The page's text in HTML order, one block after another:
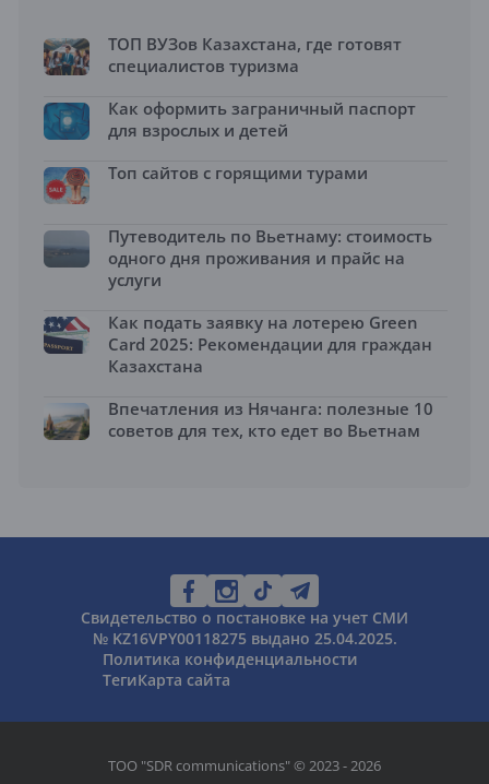
ТОП ВУЗов Казахстана, где готовят
специалистов туризма
Как оформить заграничный паспорт
для взрослых и детей
Топ сайтов с горящими турами
Путеводитель по Вьетнаму: стоимость
одного дня проживания и прайс на
услуги
Как подать заявку на лотерею Green
Card 2025: Рекомендации для граждан
Казахстана
Впечатления из Нячанга: полезные 10
советов для тех, кто едет во Вьетнам
Свидетельство о постановке на учет СМИ
№ KZ16VPY00118275 выдано 25.04.2025.
Политика конфиденциальности
ТегиКарта сайта
ТОО "SDR communications" © 2023 - 2026